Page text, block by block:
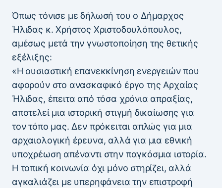
Όπως τόνισε με δήλωσή του ο Δήμαρχος
Ήλιδας κ. Χρήστος Χριστοδουλόπουλος,
αμέσως μετά την γνωστοποίηση της θετικής
εξέλιξης:
«Η ουσιαστική επανεκκίνηση ενεργειών που
αφορούν στο ανασκαφικό έργο της Αρχαίας
Ήλιδας, έπειτα από τόσα χρόνια απραξίας,
αποτελεί μια ιστορική στιγμή δικαίωσης για
τον τόπο μας. Δεν πρόκειται απλώς για μια
αρχαιολογική έρευνα, αλλά για μια εθνική
υποχρέωση απέναντι στην παγκόσμια ιστορία.
Η τοπική κοινωνία όχι μόνο στηρίζει, αλλά
αγκαλιάζει με υπερηφάνεια την επιστροφή